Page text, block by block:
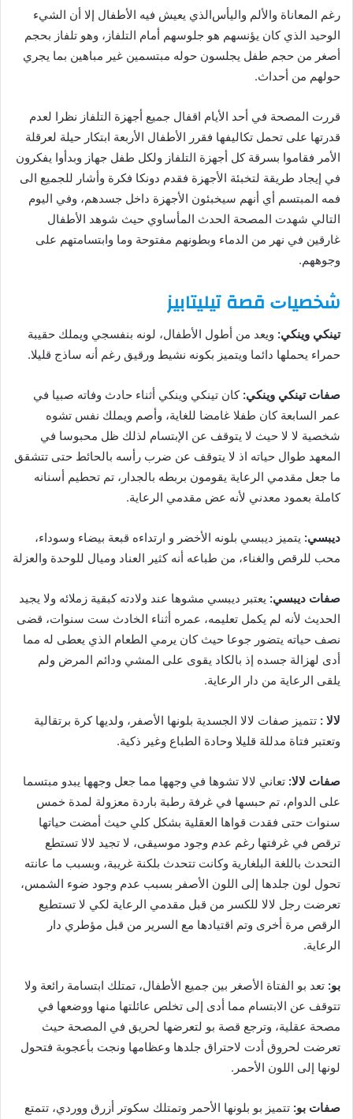
رغم ﺍﻟﻤﻌﺎﻧﺎﺓ ﻭﺍﻷﻟﻢ ﻭﺍﻟﻴﺄﺱالذي يعيش فيه الأطفال ﺇﻻ ﺃﻥ ﺍﻟﺸﻲﺀ
ﺍﻟﻮﺣﻴﺪ ﺍﻟﺬﻱ ﻛﺎﻥ ﻳﺆنسهم ﻫﻮ ﺟﻠﻮﺳﻬﻢ ﺃﻣﺎﻡ ﺍﻟﺘﻠﻔﺎﺯ، وهو ﺗﻠﻔﺎﺯ ﺑﺤﺠﻢ
ﺃﺻﻐﺮ ﻣﻦ ﺣﺠﻢ ﻃﻔﻞ يجلسون حوله ﻣﺒﺘﺴﻤﻴﻦ ﻏﻴﺮ مباهين ﺑﻤﺎ ﻳﺠﺮﻱ
ﺣﻮﻟﻬﻢ من أحداث.
ﻗﺮﺭﺕ ﺍﻟﻤﺼﺤﺔ في أحد الأيام ﺍﻗﻔﺎﻝ ﺟﻤﻴﻊ ﺃﺟﻬﺰﺓ ﺍﻟﺘﻠﻔﺎﺯ ﻧﻈﺮﺍ ﻟﻌﺪﻡ
قدرتها على ﺗﺤﻤﻞ ﺗﻜﺎﻟﻴﻔﻬﺎ ﻓﻘﺮﺭ ﺍﻷﻃﻔﺎﻝ ﺍﻷﺭﺑﻌﺔ ابتكار حيلة لعرقلة
الأمر فقاموا بسرقة كل ﺃﺟﻬﺰﺓ ﺍﻟﺘﻠﻔﺎﺯ وﻟﻜﻞ طفل جهاز وبدأوا ﻳﻔﻜﺮﻭﻥ
في إيجاد طريقة لتخبئة الأجهزة فقدم ﺩﻭﻧﻜﺎ فكرة ﻭﺃﺷﺎﺭ ﻟﻠﺠﻤﻴﻊ ﺍﻟﻰ
ﻓﻤﻪ ﺍﻟﻤﺒﺘﺴﻢ ﺃﻱ أنهم ﺳﻴﺨﺒﺌﻮﻥ ﺍﻷﺟﻬﺰﺓ ﺩﺍﺧﻞ ﺟﺴﺪﻫﻢ، ﻭﻓﻲ ﺍﻟﻴﻮﻡ
ﺍﻟﺘﺎﻟﻲ ﺷﻬﺪﺕ ﺍﻟﻤﺼﺤﺔ ﺍﻟﺤﺪﺙ ﺍﻟﻤﺄﺳﺎﻭﻱ ﺣﻴﺚ ﺷﻮﻫﺪ ﺍﻷﻃﻔﺎﻝ
ﻏﺎﺭﻗﻴﻦ ﻓﻲ نهر ﻣﻦ ﺍﻟﺪﻣﺎﺀ ﻭﺑﻄﻮﻧﻬﻢ ﻣﻔﺘﻮحة ﻭﻣﺎ وﺍﺑﺘﺴﺎﻣﺘﻬﻢ ﻋﻠﻰ
ﻭﺟﻮﻫﻬﻢ.
ﺷﺨﺼﻴﺎﺕ ﻗﺼﺔ ﺗﻴﻠﻴﺘﺎﺑﻴﺰ
ﺗﻴﻨﻜﻲ ﻭﻳﻨﻜﻲ: ويعد من ﺃﻃﻮﻝ الأطفال، ﻟﻮﻧﻪ ﺑﻨﻔﺴﺠﻲ ويملك ﺣﻘﻴﺒﺔ
ﺣﻤﺮﺍﺀ ﻳﺤﻤﻠﻬﺎ دائما ويتميز بكونه ﻧﺸﻴﻂ ﻭﺭﻗﻴﻖ رغم أنه ﺳﺎﺫﺝ ﻗﻠﻴﻼ.
صفات ﺗﻴﻨﻜﻲ ﻭﻳﻨﻜﻲ: ﻛﺎﻥ ﺗﻴﻨﻜﻲ ﻭينكي أثناء حادث وفاته صبيا ﻓﻲ
عمر ﺍﻟﺴﺎﺑﻌﺔ ﻛﺎﻥ طفلا ﻏﺎمضا للغاية، وﺃﺻﻢ ﻭيملك ﻧﻔﺲ ﺗﺸﻮﻩ
شخصية ﻻ ﻻ ﺣﻴﺚ ﻻ ﻳﺘﻮﻗﻒ ﻋﻦ ﺍﻹﺑﺘﺴﺎﻡ لذلك ظل ﻣﺤﺒﻮﺳﺎ ﻓﻲ
ﺍﻟﻤﻌﻬﺪ ﻃﻮﺍﻝ ﺣﻴﺎﺗﻪ اذ لا ﻳﺘﻮﻗﻒ ﻋﻦ ﺿﺮﺏ ﺭﺃﺳﻪ ﺑﺎﻟﺤﺎﺋﻂ حتى ﺗﺘﺸﻘﻖ
ما ﺟﻌﻞ ﻣﻘﺪﻣﻲ ﺍﻟﺮﻋﺎﻳﺔ ﻳﻘﻮﻣﻮﻥ ﺑﺮﺑﻄﻪ ﺑﺎﻟﺠﺪﺍﺭ، تم تحطيم ﺃﺳﻨﺎﻧﻪ
كاملة ﺑﻌﻤﻮﺩ ﻣﻌﺪﻧﻲ ﻷﻧﻪ ﻋﺾ ﻣﻘﺪﻣﻲ ﺍﻟﺮﻋﺎﻳﺔ.
ﺩﻳﺒﺴﻲ: يتميز ديبسي بلونه الأﺧﻀﺮ ﻭ ارتداءه ﻗﺒﻌﺔ ﺑﻴﻀﺎﺀ ﻭﺳﻮﺩﺍﺀ،
محب للرقص وﺍﻟﻐﻨﺎﺀ، من طباعه أنه ﻛﺜﻴﺮ ﺍﻟﻌﻨﺎﺩ وميال للوحدة والعزلة
صفات ديبسي: يعتبر ديبسي مشوها ﻋﻨﺪ ﻭﻻﺩﺗﻪ كبقية زملائه وﻻ يجيد
الحديث ﻷﻧﻪ ﻟﻢ ﻳﻜﻤﻞ ﺗﻌﻠﻴﻤﻪ، ﻋﻤﺮﻩ أثناء الخادث ﺳﺖ ﺳﻨﻮﺍﺕ، ﻗﻀﻰ
ﻧﺼﻒ ﺣﻴﺎﺗﻪ يتضور جوعا ﺣﻴﺚ ﻛﺎﻥ ﻳﺮﻣﻲ ﺍﻟﻄﻌﺎﻡ ﺍﻟﺬﻱ ﻳﻌﻄﻰ ﻟﻪ ﻣﻤﺎ
أدى لهزالة جسده إذ ﺑﺎﻟﻜﺎﺩ يقوى على ﺍﻟﻤﺸﻲ ودائم المرض ولم
يلقى ﺍﻟﺮﻋﺎﻳﺔ من دار الرعاية.
ﻻﻻ : تتميز صفات لالا الجسدية بلونها الأصفر، وﻟﺪﻳﻬﺎ ﻛﺮﺓ ﺑﺮﺗﻘﺎﻟﻴﺔ
وتعتبر فتاة ﻣﺪﻟﻠﺔ ﻗﻠﻴﻼ وحادة الطباع وغير ذكية.
صفات لالا: تعاني لالا ﺗﺸﻮها ﻓﻲ وجهها ﻣﻤﺎ ﺟﻌﻞ ﻭﺟﻬﻬﺎ يبدو مبتسما
على الدوام، ﺗﻢ ﺣﺒﺴﻬﺎ ﻓﻲ ﻏﺮﻓﺔ ﺭﻃﺒﺔ ﺑﺎﺭﺩﺓ ﻣﻌﺰﻭﻟﺔ ﻟﻤﺪﺓ ﺧﻤﺲ
ﺳﻨﻮﺍﺕ حتى ﻓﻘﺪﺕ قواها العقلية بشكل كلي حيث ﺃﻣﻀﺖ ﺣﻴﺎﺗﻬﺎ
ﺗﺮﻗﺺ ﻓﻲ ﻏﺮﻓﺘﻬﺎ رغم عدم وجود ﻣﻮﺳﻴﻘﻰ، لا تجيد لالا ﺗﺴﺘﻄﻊ
ﺍﻟﺘﺤﺪﺙ ﺑﺎﻟﻠﻐﺔ ﺍﻟﺒﻠﻐﺎﺭﻳﺔ وكانت ﺗﺘﺤﺪﺙ بلكنة ﻏﺮﻳﺒﺔ، وبسبب ما عانته
ﺗﺤﻮﻝ ﻟﻮﻥ ﺟﻠﺪﻫﺎ إلى اللون الأصفر ﺑﺴﺒﺐ ﻋﺪﻡ ﻭﺟﻮﺩ ﺿﻮﺀ ﺍﻟﺸﻤﺲ،
تعرضت رجل لالا للكسر ﻣﻦ ﻗﺒﻞ ﻣﻘﺪﻣﻲ ﺍﻟﺮﻋﺎﻳﺔ ﻟﻜﻲ ﻻ ﺗﺴﺘﻄﻴﻊ
ﺍﻟﺮﻗﺺ ﻣﺮﺓ ﺃﺧﺮﻯ وتم اقتيادها مع اﻟﺴﺮﻳﺮ من قبل مؤطري دار
الرعاية.
بو: تعد بو الفتاة ﺍﻷﺻﻐﺮ بين جميع الأطفال، تمتلك ابتسامة رائعة وﻻ
ﺗﺘﻮﻗﻒ عن الابتسام ﻣﻤﺎ ﺃﺩﻯ إلى ﺗﺨﻠﺺ ﻋﺎﺋﻠﺘﻬﺎ ﻣﻨﻬﺎ ﻭﻭﺿﻌﻬﺎ ﻓﻲ
ﻣﺼﺤﺔ ﻋﻘﻠﻴﺔ، وترجع قصة بو لتعرضها لحريق ﻓﻲ ﺍﻟﻤﺼﺤﺔ حيث
تعرضت لحروق أدت لاحتراق جلدها وعظامها ونجت بأعجوبة فتحول
ﻟﻮﻧﻬﺎ ﺇﻟﻰ ﺍﻟﻠﻮﻥ ﺍﻷﺣﻤﺮ.
صفات ﺑﻮ: تتميز بو بلوﻧﻬﺎ الأﺣﻤﺮ وتمتلك ﺳﻜﻮﺗﺮ ﺃﺯﺭﻕ ﻭﻭﺭﺩﻱ، تتمتع